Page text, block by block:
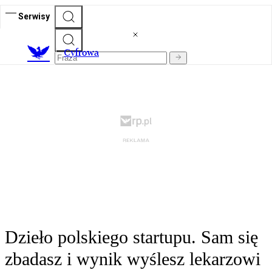
Serwisy
Cyfrowa
Dzieło polskiego startupu. Sam się
zbadasz i wynik wyślesz lekarzowi